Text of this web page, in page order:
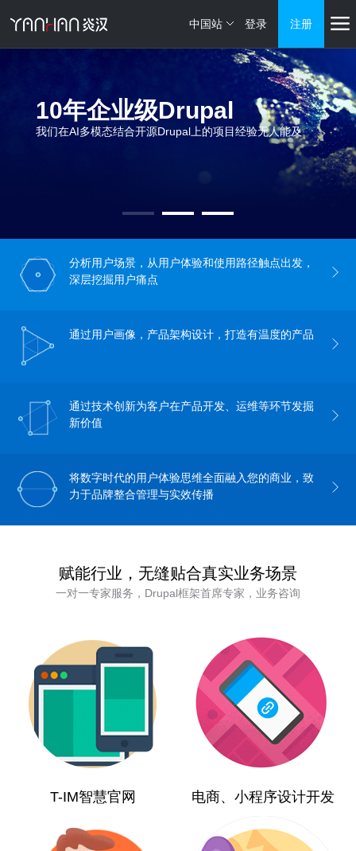
中国站 登录 注册
10年企业级Drupal
我们在AI多模态结合开源Drupal上的项目经验无人能及
分析用户场景，从用户体验和使用路径触点出发，
深层挖掘用户痛点
通过用户画像，产品架构设计，打造有温度的产品
通过技术创新为客户在产品开发、运维等环节发掘
新价值
将数字时代的用户体验思维全面融入您的商业，致
力于品牌整合管理与实效传播
赋能行业，无缝贴合真实业务场景
一对一专家服务，Drupal框架首席专家，业务咨询
T-IM智慧官网 电商、小程序设计开发